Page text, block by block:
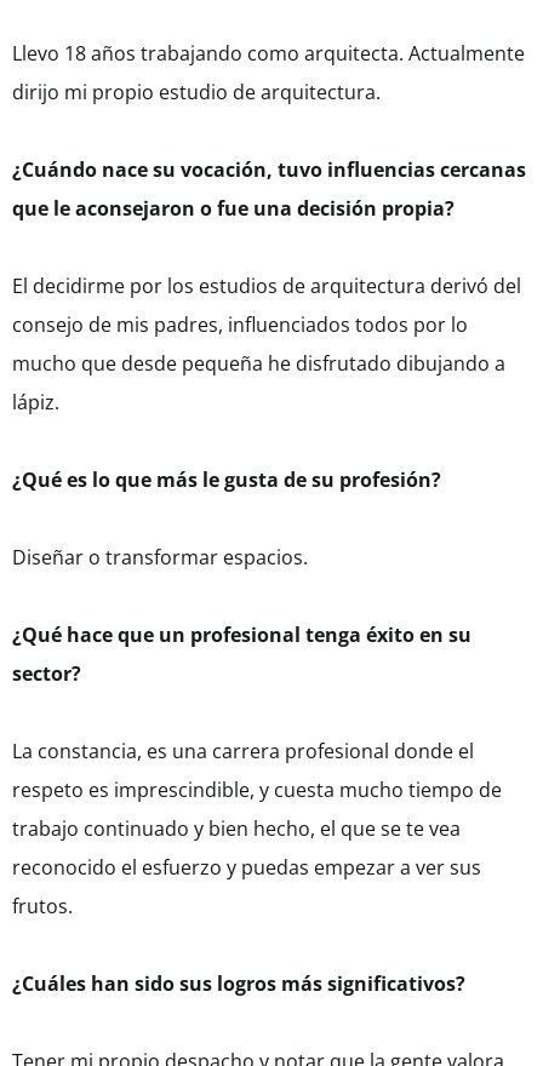
Llevo 18 años trabajando como arquitecta. Actualmente
dirijo mi propio estudio de arquitectura.
¿Cuándo nace su vocación, tuvo influencias cercanas
que le aconsejaron o fue una decisión propia?
El decidirme por los estudios de arquitectura derivó del
consejo de mis padres, influenciados todos por lo
mucho que desde pequeña he disfrutado dibujando a
lápiz.
¿Qué es lo que más le gusta de su profesión?
Diseñar o transformar espacios.
¿Qué hace que un profesional tenga éxito en su
sector?
La constancia, es una carrera profesional donde el
respeto es imprescindible, y cuesta mucho tiempo de
trabajo continuado y bien hecho, el que se te vea
reconocido el esfuerzo y puedas empezar a ver sus
frutos.
¿Cuáles han sido sus logros más significativos?